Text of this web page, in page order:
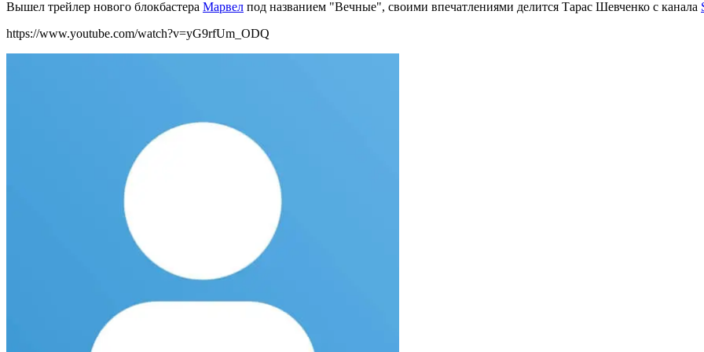
Вышел трейлер нового блокбастера Марвел под названием "Вечные", своими впечатлениями делится Тарас Шевченко с канала
https://www.youtube.com/watch?v=yG9rfUm_ODQ